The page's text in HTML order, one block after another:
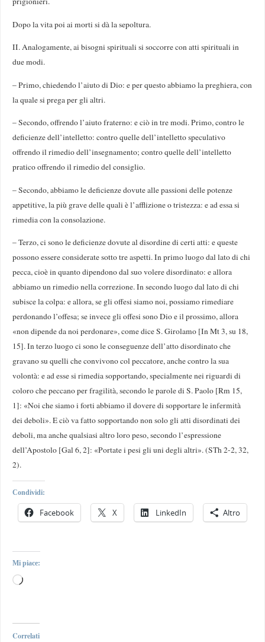
Dopo la vita poi ai morti si dà la sepoltura.
II. Analogamente, ai bisogni spirituali si soccorre con atti spirituali in
due modi.
– Primo, chiedendo l’aiuto di Dio: e per questo abbiamo la preghiera, con
la quale si prega per gli altri.
– Secondo, offrendo l’aiuto fraterno: e ciò in tre modi. Primo, contro le
deficienze dell’intelletto: contro quelle dell’intelletto speculativo
offrendo il rimedio dell’insegnamento; contro quelle dell’intelletto
pratico offrendo il rimedio del consiglio.
– Secondo, abbiamo le deficienze dovute alle passioni delle potenze
appetitive, la più grave delle quali è l’afflizione o tristezza: e ad essa si
rimedia con la consolazione.
– Terzo, ci sono le deficienze dovute al disordine di certi atti: e queste
possono essere considerate sotto tre aspetti. In primo luogo dal lato di chi
pecca, cioè in quanto dipendono dal suo volere disordinato: e allora
abbiamo un rimedio nella correzione. In secondo luogo dal lato di chi
subisce la colpa: e allora, se gli offesi siamo noi, possiamo rimediare
perdonando l’offesa; se invece gli offesi sono Dio e il prossimo, allora
«non dipende da noi perdonare», come dice S. Girolamo [In Mt 3, su 18,
15]. In terzo luogo ci sono le conseguenze dell’atto disordinato che
gravano su quelli che convivono col peccatore, anche contro la sua
volontà: e ad esse si rimedia sopportando, specialmente nei riguardi di
coloro che peccano per fragilità, secondo le parole di S. Paolo [Rm 15,
1]: «Noi che siamo i forti abbiamo il dovere di sopportare le infermità
dei deboli». E ciò va fatto sopportando non solo gli atti disordinati dei
deboli, ma anche qualsiasi altro loro peso, secondo l’espressione
dell’Apostolo [Gal 6, 2]: «Portate i pesi gli uni degli altri». (STh 2-2, 32,
2).
Condividi:
Facebook X LinkedIn Altro
Mi piace:
Correlati